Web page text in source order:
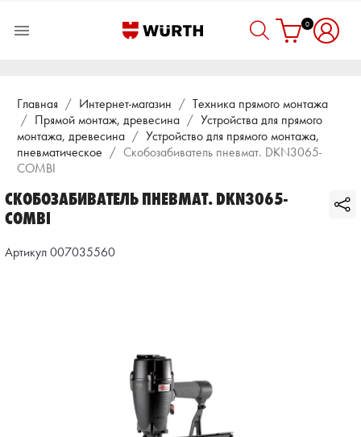
 0
Главная Интернет-магазин
Техника прямого монтажа
Прямой монтаж, древесина
Устройства для прямого
монтажа, древесина
Устройство для прямого монтажа,
пневматическое
Скобозабиватель пневмат. DKN3065-
COMBI
СКОБОЗАБИВАТЕЛЬ ПНЕВМАТ. DKN3065-
COMBI
Артикул 007035560